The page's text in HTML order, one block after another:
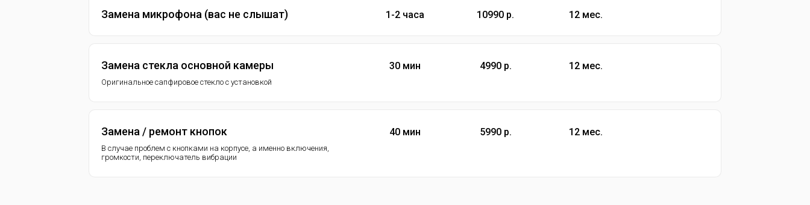
Замена микрофона (вас не слышат) 1-2 часа 10990 р. 12 мес.
Замена стекла основной камеры
Оригинальное сапфировое стекло с установкой
30 мин 4990 р. 12 мес.
Замена / ремонт кнопок
В случае проблем с кнопками на корпусе, а именно включения,
громкости, переключатель вибрации
40 мин 5990 р. 12 мес.